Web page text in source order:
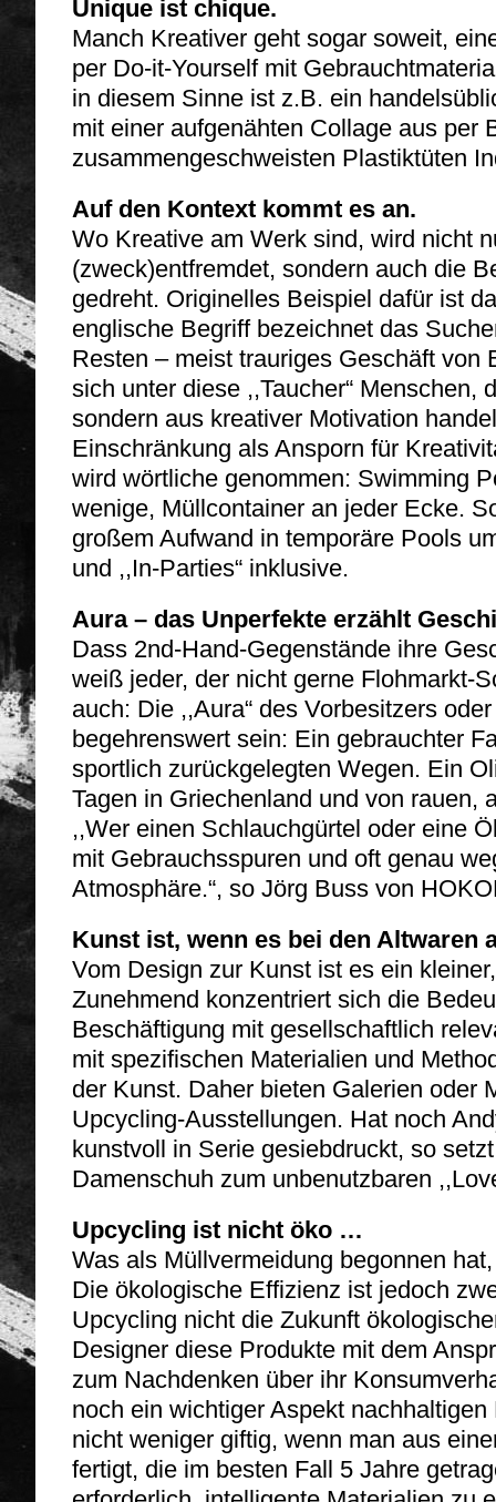
Unique ist chique.
Manch Kreativer geht sogar soweit,
per Do-it-Yourself mit
in diesem Sinne ist z.B. ein
mit einer aufgenähten Collage aus per
zusammengeschweisten Plastiktüten
Auf den Kontext kommt es an.
Wo Kreative am Werk sind, wird nicht
(zweck)entfremdet, sondern auch die
gedreht. Originelles Beispiel dafür ist
englische Begriff bezeichnet das
Resten – meist trauriges Geschäft von
sich unter diese ,,Taucher“ Menschen,
sondern aus kreativer Motivation
Einschränkung als Ansporn für
wird wörtliche genommen: Swimming
wenige, Müllcontainer an jeder Ecke.
großem Aufwand in temporäre Pools
und ,,In-Parties“ inklusive.
Aura – das Unperfekte erzählt
Dass 2nd-Hand-Gegenstände ihre
weiß jeder, der nicht gerne Flohmarkt-
auch: Die ,,Aura“ des Vorbesitzers
begehrenswert sein: Ein gebrauchter
sportlich zurückgelegten Wegen. Ein
Tagen in Griechenland und von rauen,
,,Wer einen Schlauchgürtel oder eine
mit Gebrauchsspuren und oft genau
Atmosphäre.“, so Jörg Buss von
Kunst ist, wenn es bei den Altwaren
Vom Design zur Kunst ist es ein
Zunehmend konzentriert sich die
Beschäftigung mit gesellschaftlich
mit spezifischen Materialien und
der Kunst. Daher bieten Galerien oder
Upcycling-Ausstellungen. Hat noch
kunstvoll in Serie gesiebdruckt, so
Damenschuh zum unbenutzbaren
Upcycling ist nicht öko …
Was als Müllvermeidung begonnen
Die ökologische Effizienz ist jedoch
Upcycling nicht die Zukunft
Designer diese Produkte mit dem
zum Nachdenken über ihr
noch ein wichtiger Aspekt
nicht weniger giftig, wenn man aus
fertigt, die im besten Fall 5 Jahre